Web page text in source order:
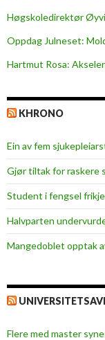
Høgskoledirektør
Oppdag Julneset:
Hartmut Rosa:
KHRONO
Ein av fem
Gjør tiltak for raskere
Student i fengsel
Halvparten
Mangedoblet opptak
Flere med master